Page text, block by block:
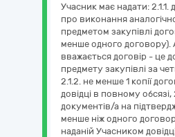
Учасник має надати: 2.1.1.
про виконання
предметом закупівлі
менше одного договору).
вважається договір - це
предмету закупівлі за
2.1.2. не менше 1 копії
довідці в повному обсязі,
документів/а на
менше ніж одного
наданій Учасником